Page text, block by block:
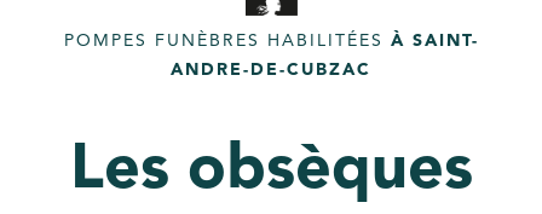
POMPES FUNÈBRES HABILITÉES À SAINT-
ANDRE-DE-CUBZAC
Les obsèques